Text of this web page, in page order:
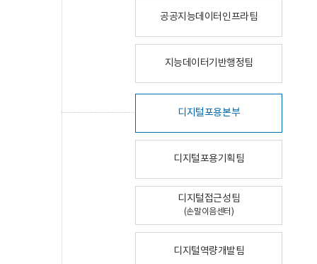
공공지능데이터인프라팀
지능데이터기반행정팀
디지털포용본부
디지털포용기획팀
디지털접근성팀
(손말이음센터)
디지털역량개발팀